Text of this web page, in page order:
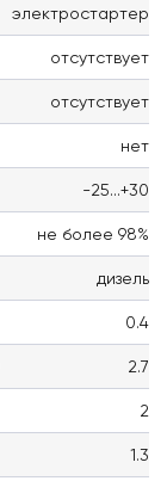
электростартер
отсутствует
отсутствует
нет
-25...+30
не более 98%
дизель
0.4
2.7
2
1.3